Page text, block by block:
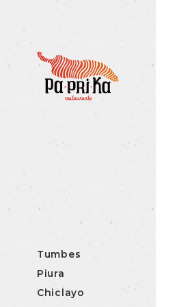
Tumbes
Piura
Chiclayo